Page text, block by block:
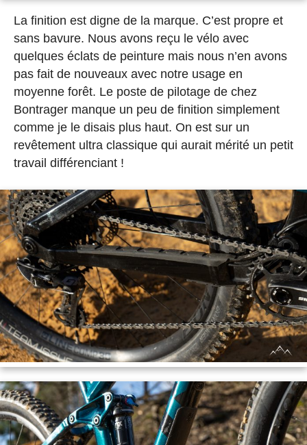
La finition est digne de la marque. C’est propre et
sans bavure. Nous avons reçu le vélo avec
quelques éclats de peinture mais nous n’en avons
pas fait de nouveaux avec notre usage en
moyenne forêt. Le poste de pilotage de chez
Bontrager manque un peu de finition simplement
comme je le disais plus haut. On est sur un
revêtement ultra classique qui aurait mérité un petit
travail différenciant !